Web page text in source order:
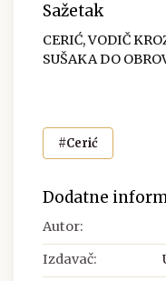
Sažetak
CERIĆ, VODIČ
SUŠAKA DO
#Cerić
Dodatne
Autor:
Izdavač: